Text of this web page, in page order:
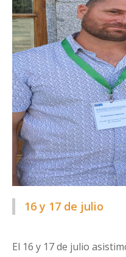
16 y 17 de julio
El 16 y 17 de julio